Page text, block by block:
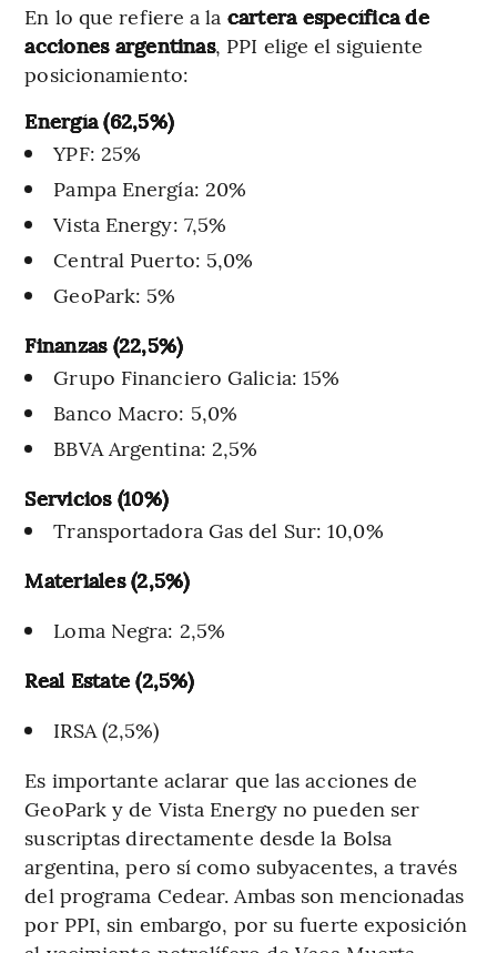
En lo que refiere a la cartera específica de
acciones argentinas, PPI elige el siguiente
posicionamiento:
Energía (62,5%)
YPF: 25%
Pampa Energía: 20%
Vista Energy: 7,5%
Central Puerto: 5,0%
GeoPark: 5%
Finanzas (22,5%)
Grupo Financiero Galicia: 15%
Banco Macro: 5,0%
BBVA Argentina: 2,5%
Servicios (10%)
Transportadora Gas del Sur: 10,0%
Materiales (2,5%)
Loma Negra: 2,5%
Real Estate (2,5%)
IRSA (2,5%)
Es importante aclarar que las acciones de
GeoPark y de Vista Energy no pueden ser
suscriptas directamente desde la Bolsa
argentina, pero sí como subyacentes, a través
del programa Cedear. Ambas son mencionadas
por PPI, sin embargo, por su fuerte exposición